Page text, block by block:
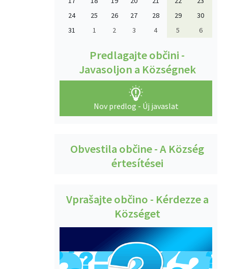
24
25 26 27 28 29
30
31
1 2 3 4 5 6
Predlagajte občini -
Javasoljon a Községnek
Nov predlog - Új javaslat
Obvestila občine - A Község
értesítései
Vprašajte občino - Kérdezze a
Községet